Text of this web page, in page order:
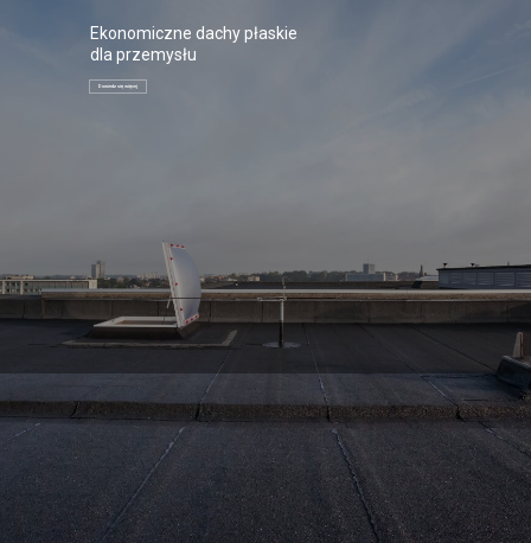
Ekonomiczne dachy płaskie
dla przemysłu
Dowiedz się więcej